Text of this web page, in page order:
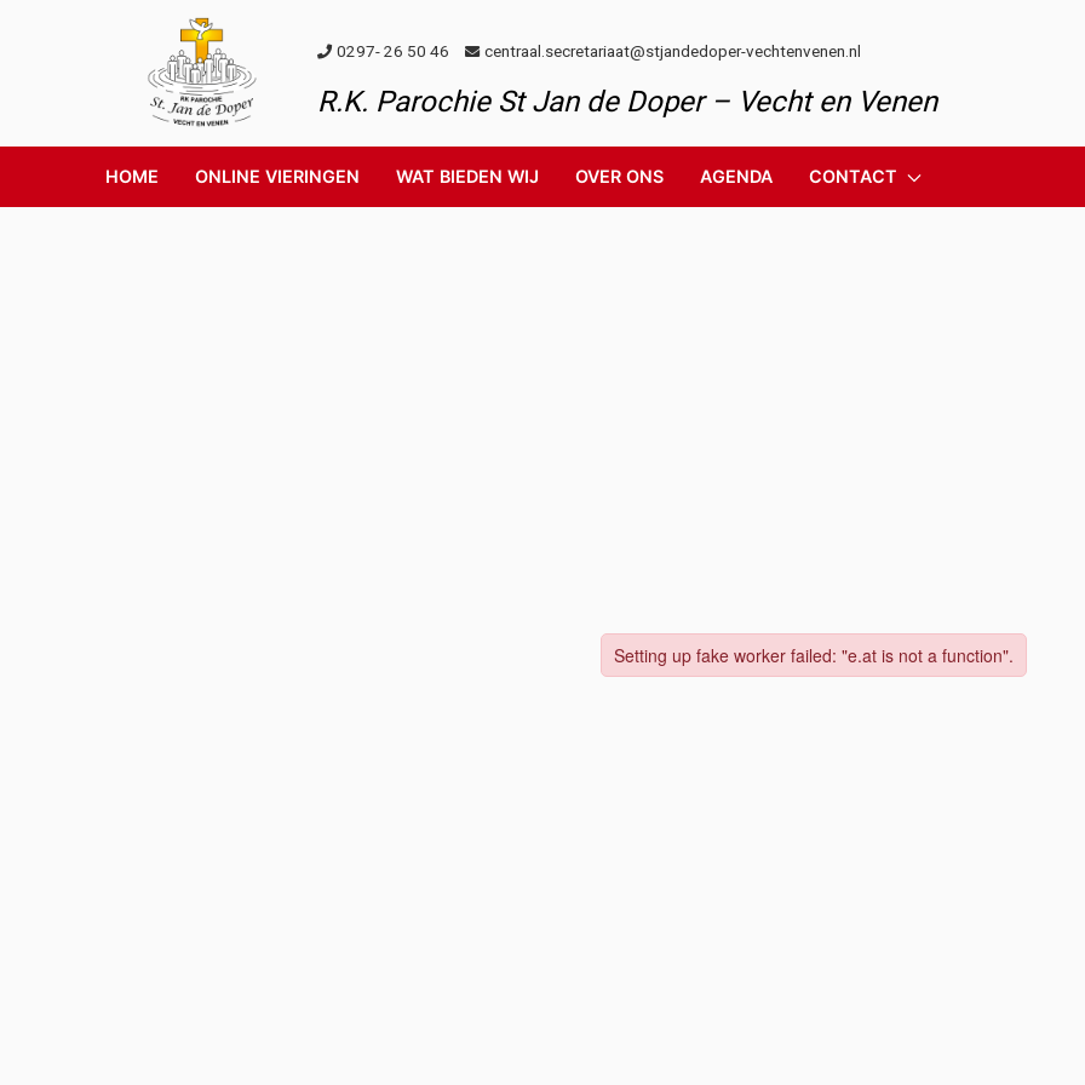
0297- 26 50 46 centraal.secretariaat@stjandedoper-vechtenvenen.nl
R.K. Parochie St Jan de Doper – Vecht en Venen
HOME ONLINE VIERINGEN WAT BIEDEN WIJ OVER ONS AGENDA CONTACT